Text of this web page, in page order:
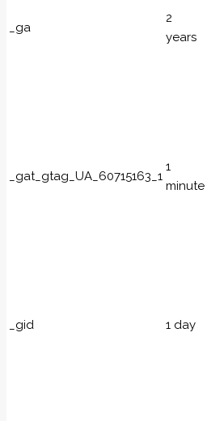
_ga
2
years
_gat_gtag_UA_60715163_1
1
minute
_gid 1 day